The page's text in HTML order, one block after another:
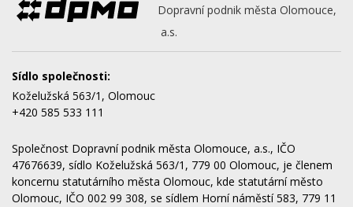
Dopravní podnik města Olomouce,
a.s.
Sídlo společnosti:
Koželužská 563/1, Olomouc
+420 585 533 111
Společnost Dopravní podnik města Olomouce, a.s., IČO
47676639, sídlo Koželužská 563/1, 779 00 Olomouc, je členem
koncernu statutárního města Olomouc, kde statutární město
Olomouc, IČO 002 99 308, se sídlem Horní náměstí 583, 779 11